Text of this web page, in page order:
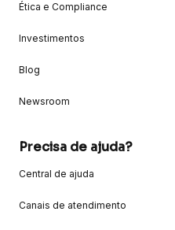
Ética e Compliance
Investimentos
Blog
Newsroom
Precisa de ajuda?
Central de ajuda
Canais de atendimento